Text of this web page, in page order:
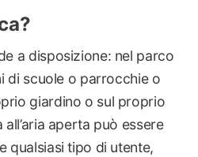
a disposizione: nel parco
di scuole o parrocchie o
giardino o sul proprio
aperta può essere
qualsiasi tipo di utente,